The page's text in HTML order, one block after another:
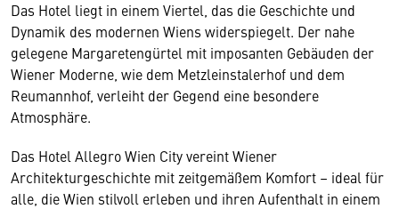
Das Hotel liegt in einem Viertel, das die Geschichte und
Dynamik des modernen Wiens widerspiegelt. Der nahe
gelegene Margaretengürtel mit imposanten Gebäuden der
Wiener Moderne, wie dem Metzleinstalerhof und dem
Reumannhof, verleiht der Gegend eine besondere
Atmosphäre.
Das Hotel Allegro Wien City vereint Wiener
Architekturgeschichte mit zeitgemäßem Komfort – ideal für
alle, die Wien stilvoll erleben und ihren Aufenthalt in einem